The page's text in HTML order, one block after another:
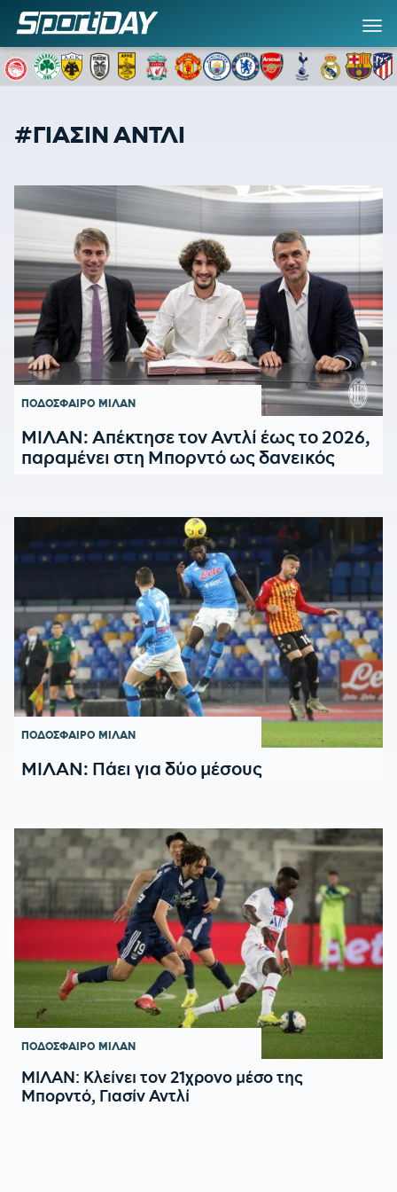
#ΓΙΑΣΙΝ ΑΝΤΛΙ
ΠΟΔΟΣΦΑΙΡΟ ΜΙΛΑΝ
ΜΙΛΑΝ: Απέκτησε τον Αντλί έως το 2026,
παραμένει στη Μπορντό ως δανεικός
ΠΟΔΟΣΦΑΙΡΟ ΜΙΛΑΝ
ΜΙΛΑΝ: Πάει για δύο μέσους
ΠΟΔΟΣΦΑΙΡΟ ΜΙΛΑΝ
ΜΙΛΑΝ: Κλείνει τον 21χρονο μέσο της
Μπορντό, Γιασίν Αντλί